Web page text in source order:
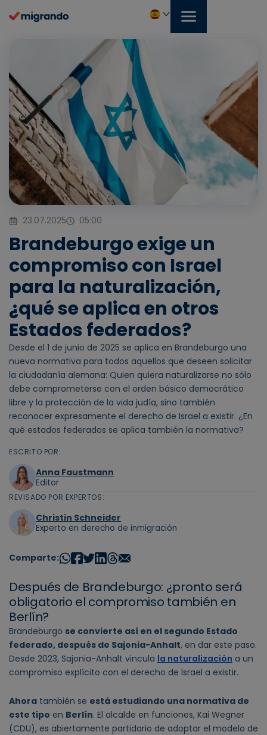
Español
23.07.2025 05:00
Brandeburgo exige un
compromiso con Israel
para la naturalización,
¿qué se aplica en otros
Estados federados?
Desde el 1 de junio de 2025 se aplica en Brandeburgo una
nueva normativa para todos aquellos que deseen solicitar
la ciudadanía alemana: Quien quiera naturalizarse no sólo
debe comprometerse con el orden básico democrático
libre y la protección de la vida judía, sino también
reconocer expresamente el derecho de Israel a existir. ¿En
qué estados federados se aplica también la normativa?
ESCRITO POR:
Anna Faustmann
Editor
REVISADO POR EXPERTOS:
Christin Schneider
Experto en derecho de inmigración
Comparte:
Después de Brandeburgo: ¿pronto será
obligatorio el compromiso también en
Berlín?
Brandeburgo se convierte así en el segundo Estado
federado, después de Sajonia-Anhalt, en dar este paso.
Desde 2023, Sajonia-Anhalt vincula la naturalización a un
compromiso explícito con el derecho de Israel a existir.
Ahora también se está estudiando una normativa de
este tipo en Berlín. El alcalde en funciones, Kai Wegner
(CDU), es abiertamente partidario de adoptar el modelo de